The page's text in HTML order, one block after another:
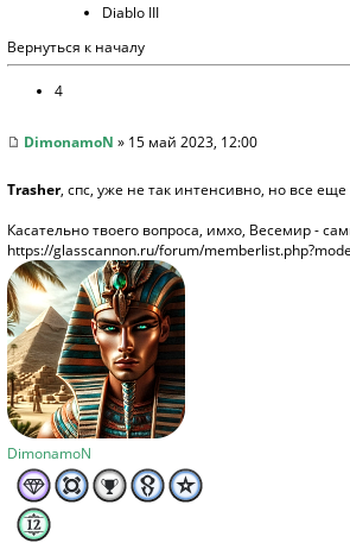
Diablo III
Вернуться к началу
4
DimonamoN » 15 май 2023, 12:00
Trasher, спс, уже не так интенсивно, но все
Касательно твоего вопроса, имхо, Весемир -
https://glasscannon.ru/forum/
DimonamoN